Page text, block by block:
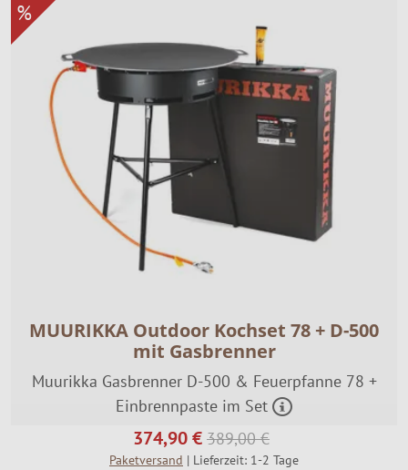
%
MUURIKKA Outdoor Kochset 78 + D-500
mit Gasbrenner
Muurikka Gasbrenner D-500 & Feuerpfanne 78 +
Einbrennpaste im Set
374,90 € 389,00 €
Paketversand | Lieferzeit: 1-2 Tage